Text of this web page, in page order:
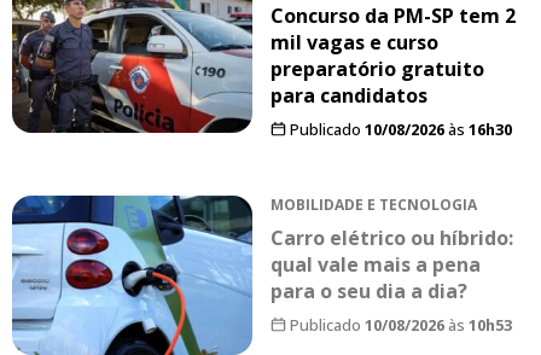
Concurso da PM-SP tem 2
mil vagas e curso
preparatório gratuito
para candidatos
Publicado 10/08/2026às 16h30
MOBILIDADE E TECNOLOGIA
Carro elétrico ou híbrido:
qual vale mais a pena
para o seu dia a dia?
Publicado 10/08/2026às 10h53